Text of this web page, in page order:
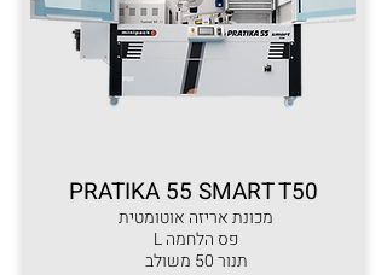
PRATIKA 55 SMART T50
מכונת אריזה אוטומטית
פס הלחמה L
תנור 50 משולב